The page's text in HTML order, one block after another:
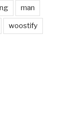
man
woostify